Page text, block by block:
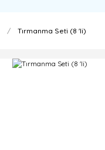
Tırmanma Seti (8 'li)